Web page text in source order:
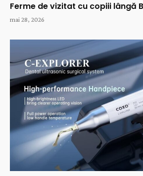
Ferme de vizitat cu copiii lângă
mai 28, 2026